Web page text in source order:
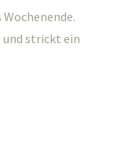
und strickt ein